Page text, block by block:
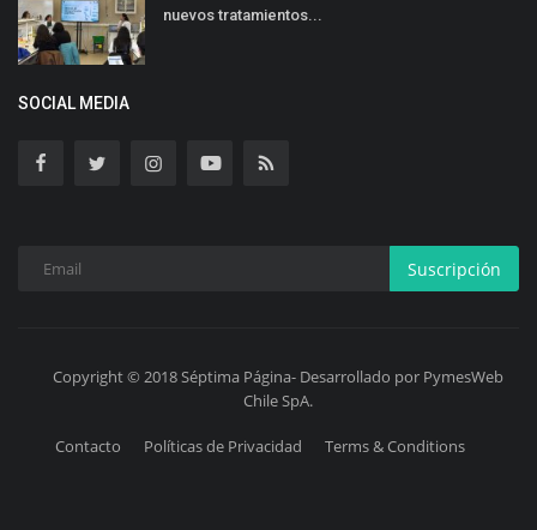
nuevos tratamientos...
SOCIAL MEDIA
Suscripción
Copyright © 2018 Séptima Página- Desarrollado por PymesWeb
Chile SpA.
Contacto Políticas de Privacidad Terms & Conditions